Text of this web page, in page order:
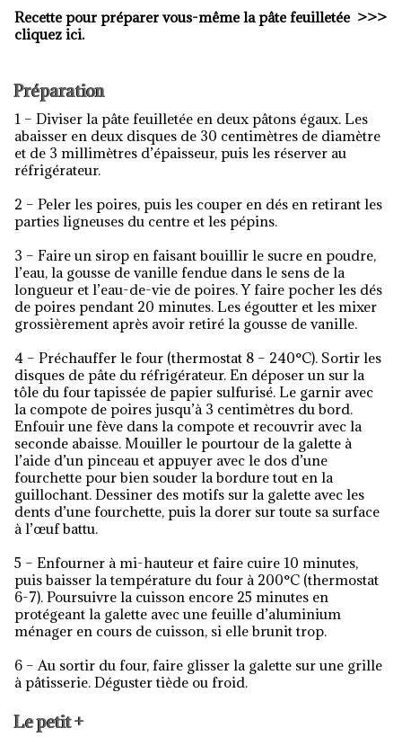
Recette pour préparer vous-même la pâte feuilletée >>>
cliquez ici.
Préparation
1 – Diviser la pâte feuilletée en deux pâtons égaux. Les
abaisser en deux disques de 30 centimètres de diamètre
et de 3 millimètres d’épaisseur, puis les réserver au
réfrigérateur.
2 – Peler les poires, puis les couper en dés en retirant les
parties ligneuses du centre et les pépins.
3 – Faire un sirop en faisant bouillir le sucre en poudre,
l’eau, la gousse de vanille fendue dans le sens de la
longueur et l’eau-de-vie de poires. Y faire pocher les dés
de poires pendant 20 minutes. Les égoutter et les mixer
grossièrement après avoir retiré la gousse de vanille.
4 – Préchauffer le four (thermostat 8 – 240°C). Sortir les
disques de pâte du réfrigérateur. En déposer un sur la
tôle du four tapissée de papier sulfurisé. Le garnir avec
la compote de poires jusqu’à 3 centimètres du bord.
Enfouir une fève dans la compote et recouvrir avec la
seconde abaisse. Mouiller le pourtour de la galette à
l’aide d’un pinceau et appuyer avec le dos d’une
fourchette pour bien souder la bordure tout en la
guillochant. Dessiner des motifs sur la galette avec les
dents d’une fourchette, puis la dorer sur toute sa surface
à l’œuf battu.
5 – Enfourner à mi-hauteur et faire cuire 10 minutes,
puis baisser la température du four à 200°C (thermostat
6-7). Poursuivre la cuisson encore 25 minutes en
protégeant la galette avec une feuille d’aluminium
ménager en cours de cuisson, si elle brunit trop.
6 – Au sortir du four, faire glisser la galette sur une grille
à pâtisserie. Déguster tiède ou froid.
Le petit +